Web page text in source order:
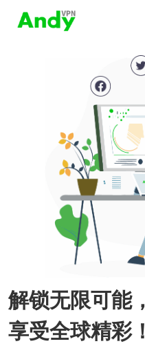
解锁无限可能，
享受全球精彩！